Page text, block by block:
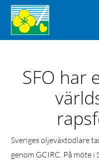
SFO har
Sveriges oljeväxtodlare
genom GCIRC. På möte i